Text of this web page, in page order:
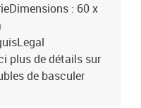
: 60 x
plus de détails sur
de basculer